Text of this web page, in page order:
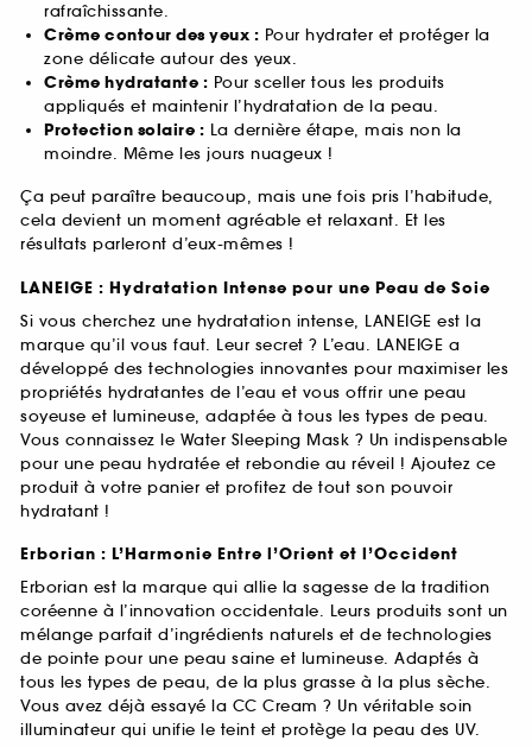
rafraîchissante.
Crème contour des yeux : Pour hydrater et protéger la
zone délicate autour des yeux.
Crème hydratante : Pour sceller tous les produits
appliqués et maintenir l’hydratation de la peau.
Protection solaire : La dernière étape, mais non la
moindre. Même les jours nuageux !
Ça peut paraître beaucoup, mais une fois pris l’habitude,
cela devient un moment agréable et relaxant. Et les
résultats parleront d’eux-mêmes !
LANEIGE : Hydratation Intense pour une Peau de Soie
Si vous cherchez une hydratation intense, LANEIGE est la
marque qu’il vous faut. Leur secret ? L’eau. LANEIGE a
développé des technologies innovantes pour maximiser les
propriétés hydratantes de l’eau et vous offrir une peau
soyeuse et lumineuse, adaptée à tous les types de peau.
Vous connaissez le Water Sleeping Mask ? Un indispensable
pour une peau hydratée et rebondie au réveil ! Ajoutez ce
produit à votre panier et profitez de tout son pouvoir
hydratant !
Erborian : L’Harmonie Entre l’Orient et l’Occident
Erborian est la marque qui allie la sagesse de la tradition
coréenne à l’innovation occidentale. Leurs produits sont un
mélange parfait d’ingrédients naturels et de technologies
de pointe pour une peau saine et lumineuse. Adaptés à
tous les types de peau, de la plus grasse à la plus sèche.
Vous avez déjà essayé la CC Cream ? Un véritable soin
illuminateur qui unifie le teint et protège la peau des UV.